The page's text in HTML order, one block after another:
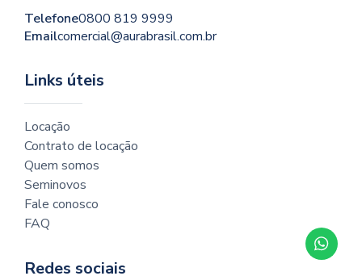
Telefone0800 819 9999
Emailcomercial@aurabrasil.com.br
Links úteis
Locação
Contrato de locação
Quem somos
Seminovos
Fale conosco
FAQ
Redes sociais